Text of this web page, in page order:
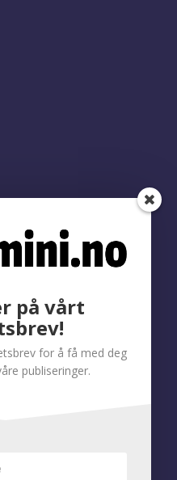
på vårt
for å få med deg
publiseringer.